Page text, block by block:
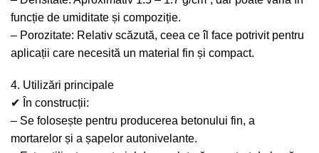
funcție de umiditate și compoziție.
– Porozitate: Relativ scăzută, ceea ce îl face potrivit pentru
aplicații care necesită un material fin și compact.
4. Utilizări principale
✔ În construcții:
– Se folosește pentru producerea betonului fin, a
mortarelor și a șapelor autonivelante.